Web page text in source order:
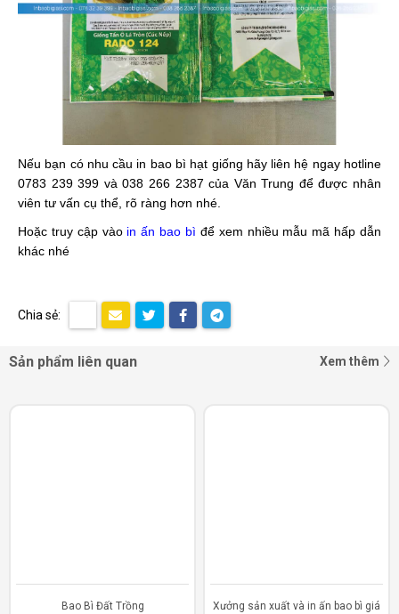
Nếu bạn có nhu cầu in bao bì hạt giống hãy liên hệ ngay hotline
0783 239 399 và 038 266 2387 của Văn Trung để được nhân
viên tư vấn cụ thể, rõ ràng hơn nhé.
Hoặc truy cập vào in ấn bao bì để xem nhiều mẫu mã hấp dẫn
khác nhé
Chia sẻ:
Sản phẩm liên quan Xem thêm
Bao Bì Đất Trồng
Xưởng sản xuất và in ấn bao bì giá